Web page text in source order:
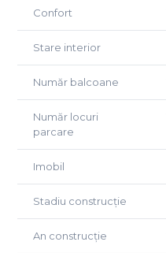
Confort
Stare interior
Număr balcoane
Număr locuri
parcare
Imobil
Stadiu construcție
An construcție